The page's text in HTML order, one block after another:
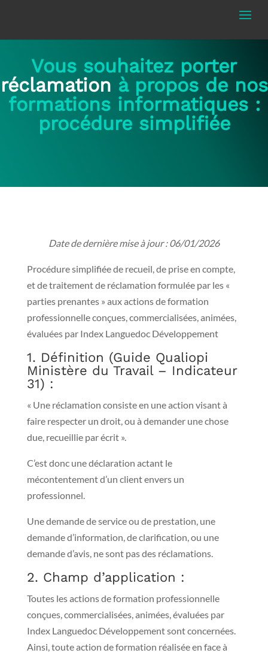
Vous souhaitez porter
réclamation à propos de nos
formations informatiques :
procédure simplifiée
Date de dernière mise à jour : 06/01/2026
Procédure simplifiée de recueil, de prise en compte,
et de traitement de réclamation formulée par les «
parties prenantes » aux actions de formation
professionnelle conçues, commercialisées, animées,
évaluées par Index Languedoc Développement
1. Définition (Guide Qualiopi
Ministère du Travail – Indicateur
31) :
« Une réclamation consiste en une action visant à
faire respecter un droit, ou à demander une chose
due, recueillie par écrit ».
C’est donc une déclaration actant le
mécontentement d’un client envers un
professionnel.
Une demande de service ou de prestation, une
demande d’information, de clarification, ou une
demande d’avis, ne sont pas des réclamations.
2. Champ d’application :
Toutes les actions de formation professionnelle
conçues, commercialisées, animées, évaluées par
Index Languedoc Développement sont concernées.
Ainsi, toute action de formation réalisée en face à